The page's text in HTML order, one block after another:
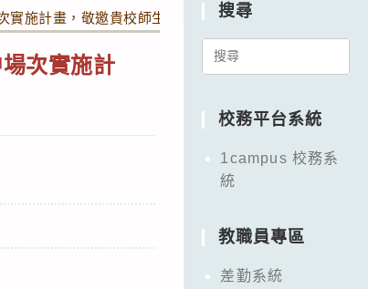
施計畫，敬邀貴校師生線上參與，請查照。
次實施計
搜尋
Search
校務平台系統
1campus 校務系
統
教職員專區
差勤系統